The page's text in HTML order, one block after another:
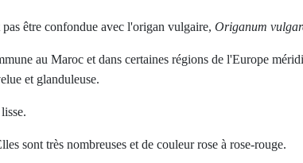
être confondue avec l'origan vulgaire, Origanum
au Maroc et dans certaines régions de l'Europe
et glanduleuse.
sont très nombreuses et de couleur rose à rose-rouge.